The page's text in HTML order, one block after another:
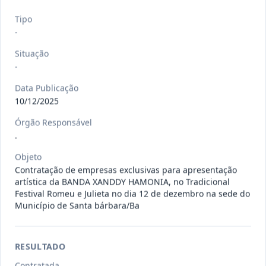
135/2026
Serviços
Credenciamento de oficinas
Situação: Concluído Data:07/08/2026 Ver detalhes
Prestação
Tipo
-
Situação
-
Data Publicação
10/12/2025
Órgão Responsável
.
Objeto
Contratação de empresas exclusivas para apresentação
artística da BANDA XANDDY HAMONIA, no Tradicional
Festival Romeu e Julieta no dia 12 de dezembro na sede do
Município de Santa bárbara/Ba
RESULTADO